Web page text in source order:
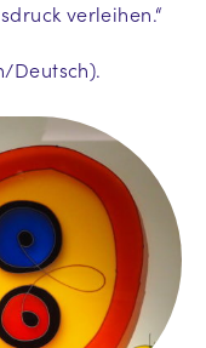
verleihen.“
Deutsch).